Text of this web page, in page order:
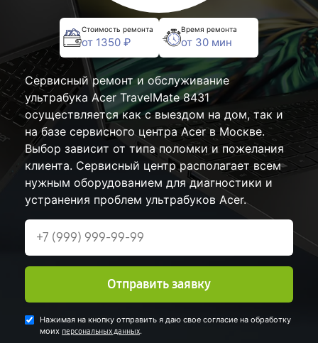
Стоимость ремонта
от 1350 ₽
Время ремонта
от 30 мин
Сервисный ремонт и обслуживание
ультрабука Acer TravelMate 8431
осуществляется как с выездом на дом, так и
на базе сервисного центра Acer в Москве.
Выбор зависит от типа поломки и пожелания
клиента. Сервисный центр располагает всем
нужным оборудованием для диагностики и
устранения проблем ультрабуков Acer.
Отправить заявку
Нажимая на кнопку отправить я даю свое согласие на обработку
моих персональных данных.